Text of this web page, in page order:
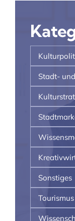
Stadt-
Sonstiges
Tourismus